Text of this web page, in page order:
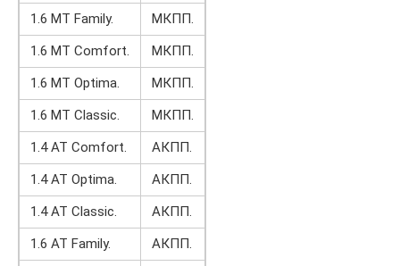
1.6 MT Family.
МКПП.
1.6 MT Comfort.
МКПП.
1.6 MT Optima.
МКПП.
1.6 MT Classic.
МКПП.
1.4 AT Comfort.
АКПП.
1.4 AT Optima.
АКПП.
1.4 AT Classic.
АКПП.
1.6 AT Family.
АКПП.